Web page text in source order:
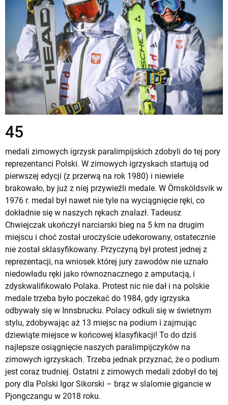
45
medali zimowych igrzysk paralimpijskich zdobyli do tej pory
reprezentanci Polski. W zimowych igrzyskach startują od
pierwszej edycji (z przerwą na rok 1980) i niewiele
brakowało, by już z niej przywieźli medale. W Örnsköldsvik w
1976 r. medal był nawet nie tyle na wyciągnięcie ręki, co
dokładnie się w naszych rękach znalazł. Tadeusz
Chwiejczak ukończył narciarski bieg na 5 km na drugim
miejscu i choć został uroczyście udekorowany, ostatecznie
nie został sklasyfikowany. Przyczyną był protest jednej z
reprezentacji, na wniosek której jury zawodów nie uznało
niedowładu ręki jako równoznacznego z amputacją, i
zdyskwalifikowało Polaka. Protest nic nie dał i na polskie
medale trzeba było poczekać do 1984, gdy igrzyska
odbywały się w Innsbrucku. Polacy odkuli się w świetnym
stylu, zdobywając aż 13 miejsc na podium i zajmując
dziewiąte miejsce w końcowej klasyfikacji! To do dziś
najlepsze osiągnięcie naszych paralimpijczyków na
zimowych igrzyskach. Trzeba jednak przyznać, że o podium
jest coraz trudniej. Ostatni z zimowych medali zdobył do tej
pory dla Polski Igor Sikorski – brąz w slalomie gigancie w
Pjongczangu w 2018 roku.